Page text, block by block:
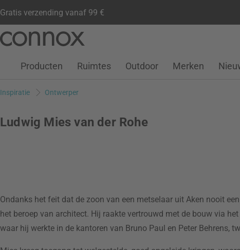
Gratis verzending vanaf 99 €
pagina-
zoeken
Klantenaccount
Verlanglijstje
Warenkorb
Producten Ruimtes Outdoor Merken
Inspiratie Ontwerper
Ludwig Mies van der Rohe
Ondanks het feit dat de zoon van een metselaar uit Aken nooit
het beroep van architect. Hij raakte vertrouwd met de bouw via
waar hij werkte in de kantoren van Bruno Paul en Peter Behrens,